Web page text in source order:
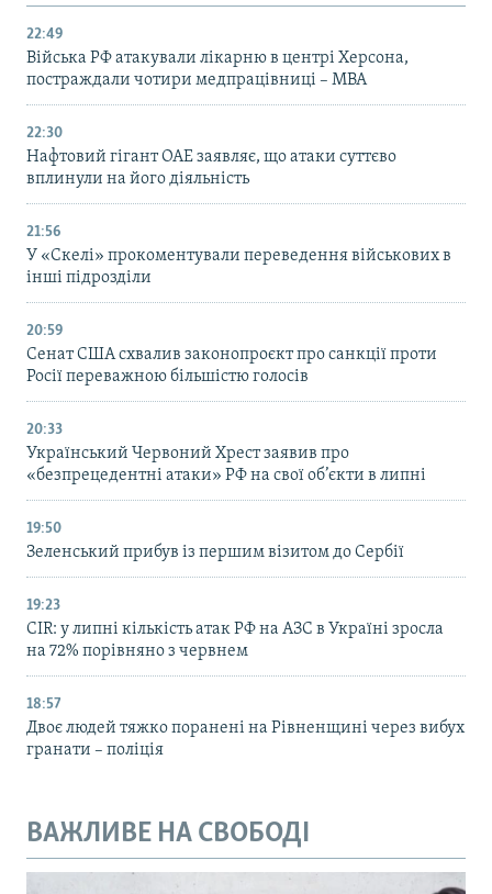
22:49
Війська РФ атакували лікарню в центрі Херсона,
постраждали чотири медпрацівниці – МВА
22:30
Нафтовий гігант ОАЕ заявляє, що атаки суттєво
вплинули на його діяльність
21:56
У «Скелі» прокоментували переведення військових в
інші підрозділи
20:59
Cенат США схвалив законопроєкт про санкції проти
Росії переважною більшістю голосів
20:33
Український Червоний Хрест заявив про
«безпрецедентні атаки» РФ на свої об’єкти в липні
19:50
Зеленський прибув із першим візитом до Сербії
19:23
CIR: у липні кількість атак РФ на АЗС в Україні зросла
на 72% порівняно з червнем
18:57
Двоє людей тяжко поранені на Рівненщині через вибух
гранати – поліція
ВАЖЛИВЕ НА СВОБОДІ